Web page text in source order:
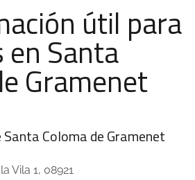
útil para
Santa
Gramenet
Coloma de Gramenet
Vila 1, 08921